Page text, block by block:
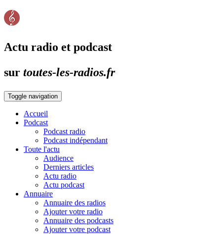
Actu radio et podcast
sur toutes-les-radios.fr
Toggle navigation
Accueil
Podcast
Podcast radio
Podcast indépendant
Toute l'actu
Audience
Derniers articles
Actu radio
Actu podcast
Annuaire
Annuaire des radios
Ajouter votre radio
Annuaire des podcasts
Ajouter votre podcast